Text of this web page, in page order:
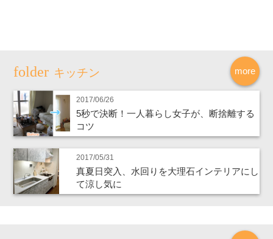
more
キッチン
2017/06/26
5秒で決断！一人暮らし女子が、断捨離する
コツ
2017/05/31
真夏日突入、水回りを大理石インテリアにし
て涼し気に